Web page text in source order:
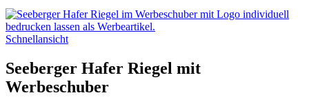
Schnellansicht
Seeberger Hafer Riegel mit
Werbeschuber